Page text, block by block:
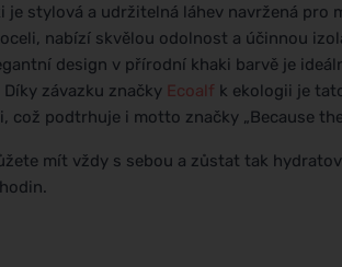
je stylová a udržitelná láhev navržená pro
nabízí skvělou odolnost a účinnou
design v přírodní khaki barvě je
závazku značky Ecoalf k ekologii je
podtrhuje i motto značky „Because
mít vždy s sebou a zůstat tak